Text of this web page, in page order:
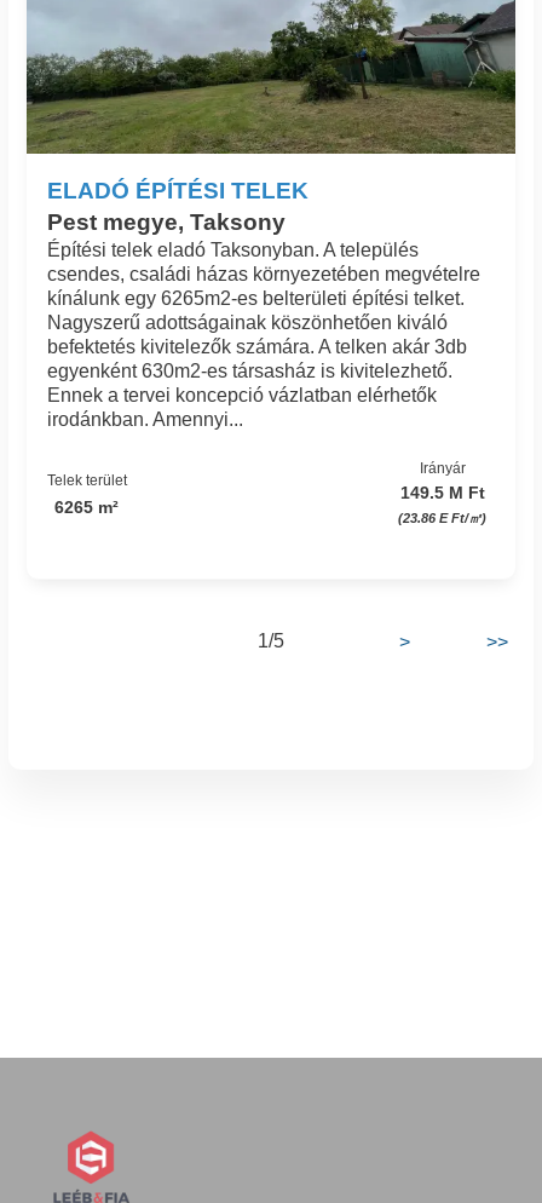
ELADÓ ÉPÍTÉSI TELEK
Pest megye, Taksony
Építési telek eladó Taksonyban. A település
csendes, családi házas környezetében megvételre
kínálunk egy 6265m2-es belterületi építési telket.
Nagyszerű adottságainak köszönhetően kiváló
befektetés kivitelezők számára. A telken akár 3db
egyenként 630m2-es társasház is kivitelezhető.
Ennek a tervei koncepció vázlatban elérhetők
irodánkban. Amennyi...
Telek terület
6265 m²
Irányár
149.5 M Ft
(23.86 E Ft/㎡)
1/5 > >>